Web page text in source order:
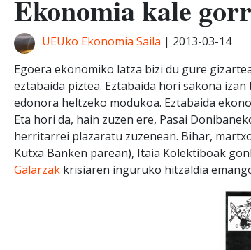
Ekonomia kale
UEUko Ekonomia Saila | 2013-03-14
Egoera ekonomiko latza bizi du gure
eztabaida piztea. Eztabaida hori sakona
edonora heltzeko modukoa. Eztabaida
Eta hori da, hain zuzen ere, Pasai
herritarrei plazaratu zuzenean. Bihar,
Kutxa Banken parean), Itaia Kolektiboak
Galarzak krisiaren inguruko hitzaldia